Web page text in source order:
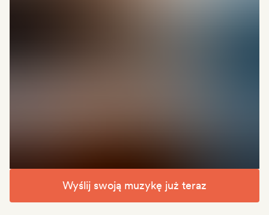
Wyślij swoją muzykę już teraz